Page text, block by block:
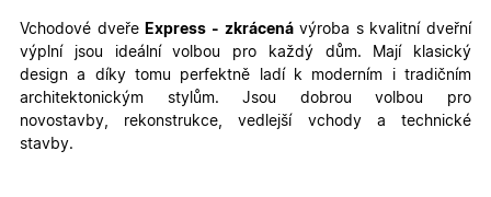
Vchodové dveře Express - zkrácenávýroba s kvalitní dveřní
výplní jsou ideální volbou pro každý dům. Mají klasický
design a díky tomu perfektně ladí k moderním i tradičním
architektonickým stylům. Jsou dobrou volbou pro
novostavby, rekonstrukce, vedlejší vchody a technické
stavby.
Nezbytně nutné soubory cookie umožňují základní
funkce webových stránek, jako je přihlášení
uživatele a správa účtu. Webové stránky nelze bez
nezbytně nutných souborů cookie správně používat.
Název
Poskytovatel/
Doména
Vyprší Popis